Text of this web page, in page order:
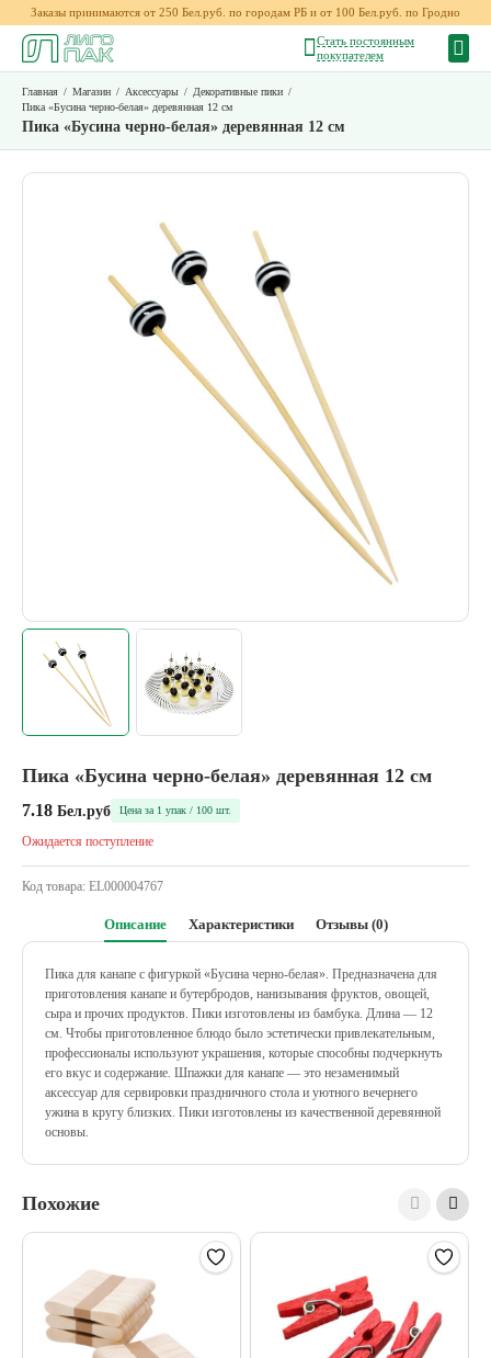
Заказы принимаются от 250 Бел.руб. по городам РБ и от 100 Бел.руб. по Гродно
Стать постоянным
покупателем
Главная / Магазин / Аксессуары / Декоративные пики /
Пика «Бусина черно-белая» деревянная 12 см
Пика «Бусина черно-белая» деревянная 12 см
Пика «Бусина черно-белая» деревянная 12 см
7.18 Бел.руб Цена за 1 упак / 100 шт.
Ожидается поступление
Код товара: EL000004767
Описание Характеристики Отзывы (0)
Пика для канапе с фигуркой «Бусина черно-белая». Предназначена для
приготовления канапе и бутербродов, нанизывания фруктов, овощей,
сыра и прочих продуктов. Пики изготовлены из бамбука. Длина — 12
см. Чтобы приготовленное блюдо было эстетически привлекательным,
профессионалы используют украшения, которые способны подчеркнуть
его вкус и содержание. Шпажки для канапе — это незаменимый
аксессуар для сервировки праздничного стола и уютного вечернего
ужина в кругу близких. Пики изготовлены из качественной деревянной
основы.
Похожие